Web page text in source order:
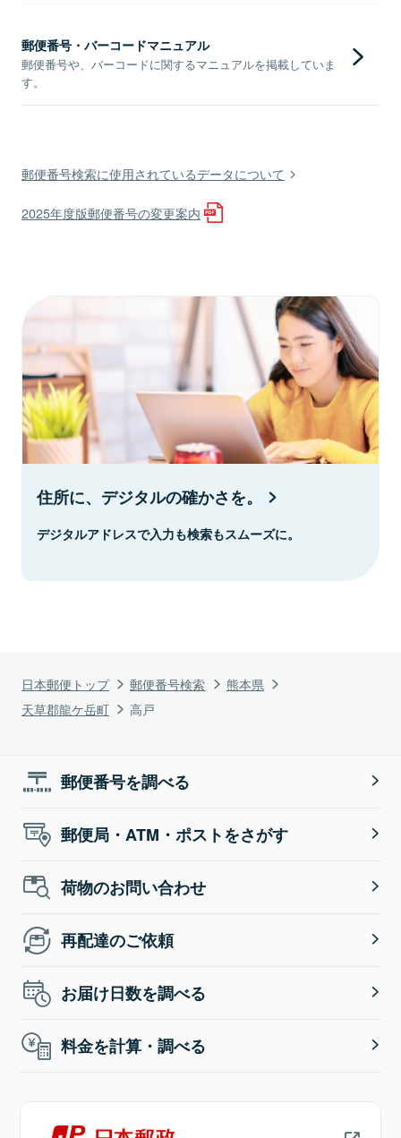
日本郵便トップ 郵便番号検索
熊本県
天草郡龍ケ岳町
高戸
郵便番号・バーコードマニュアル
郵便番号や、バーコードに関するマニュアルを掲載していま
す。
郵便番号検索に使用されているデータについて
2025年度版郵便番号の変更案内
住所に、デジタルの確かさを。
デジタルアドレスで入力も検索もスムーズに。
郵便番号を調べる
郵便局・ATM・ポストをさがす
荷物のお問い合わせ
再配達のご依頼
お届け日数を調べる
料金を計算・調べる